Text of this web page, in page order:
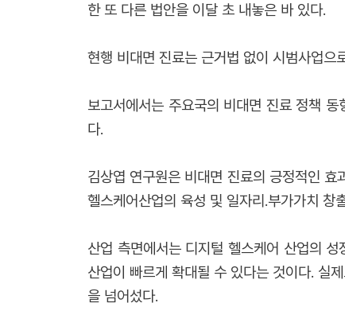
한 또 다른 법안을 이달 초 내놓은 바 있다.
현행 비대면 진료는 근거법 없이 시범사업
보고서에서는 주요국의 비대면 진료 정책
다.
김상엽 연구원은 비대면 진료의 긍정적인
헬스케어산업의 육성 및 일자리․부가가치 창
산업 측면에서는 디지털 헬스케어 산업의
산업이 빠르게 확대될 수 있다는 것이다.
을 넘어섰다.